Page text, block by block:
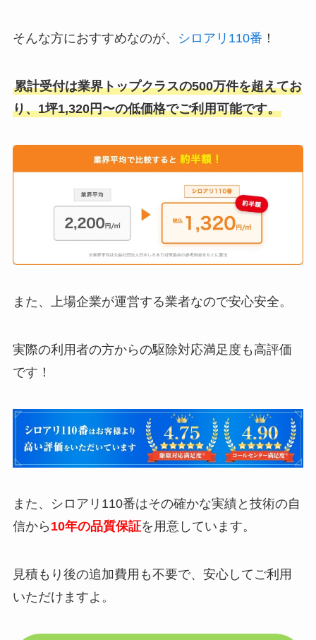
そんな方におすすめなのが、 シロアリ110番 ！
累計受付は業界トップクラスの500万件を超えてお
り、1坪1,320円〜の低価格でご利用可能です。
また、上場企業が運営する業者なので安心安全。
実際の利用者の方からの駆除対応満足度も高評価
です！
また、シロアリ110番はその確かな実績と技術の自
信から 10年の品質保証を用意しています。
見積もり後の追加費用も不要で、安心してご利用
いただけますよ。